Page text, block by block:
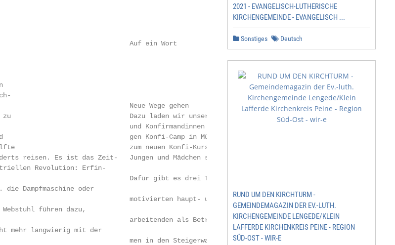
Auf ein Wort
Neue Wege gehen
zu                              Dazu laden wir unsere neuen Konfirmanden         Dann wird die
und Konfirmandinnen ein. Mit einem dreitägi-     Zeit zu einer
gen Konfi-Camp in Münchsteinach starten wir      gen Chance und ein
zum neuen Konfi-Kurs 2019-2020. Über 70          Gewinn – für alle!
reisen. Es ist das Zeit-   Jungen und Mädchen sind dazu eingeladen.
Revolution: Erfin-                                                       Am Sonntag, den
Dafür gibt es drei Tage schulfrei. Mit über 20
Dampfmaschine oder                                                          9.30 Uhr unseren
motivierten haupt- und ehrenamtlichen Mit-
führen dazu,                                                            der
arbeitenden als Betreuer werden wir zusam-
mehr langwierig mit der                                                        Konfis der
men in den Steigerwald fahren. Neben Spiel,
2021 - EVANGELISCH-LUTHERISCHE
KIRCHENGEMEINDE - EVANGELISCH ...
Sonstiges Deutsch
RUND UM DEN KIRCHTURM -
GEMEINDEMAGAZIN DER EV.-LUTH.
KIRCHENGEMEINDE LENGEDE/KLEIN
LAFFERDE KIRCHENKREIS PEINE - REGION
SÜD-OST - WIR-E